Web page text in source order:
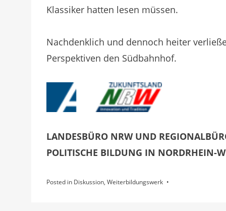
Klassiker hatten lesen müssen.
Nachdenklich und dennoch heiter
Perspektiven den Südbahnhof.
LANDESBÜRO NRW UND
POLITISCHE BILDUNG IN NORDRHEIN-
Posted in Diskussion, Weiterbildungswerk